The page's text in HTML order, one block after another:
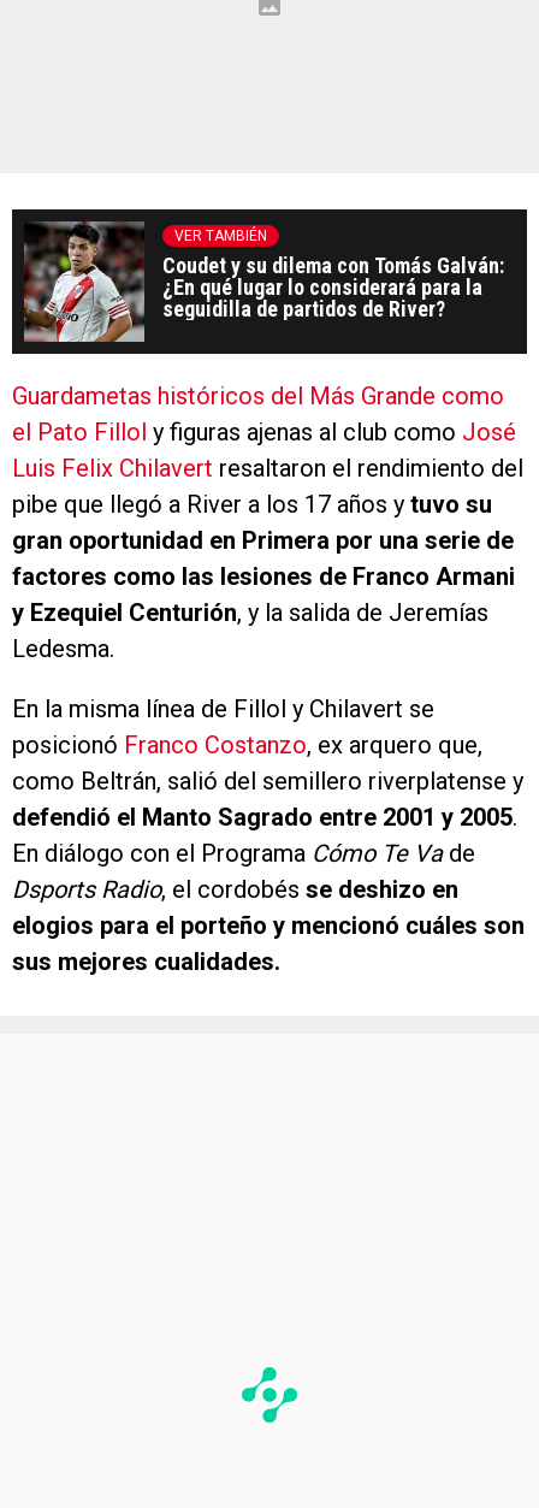
VER TAMBIÉN
Coudet y su dilema con Tomás Galván:
¿En qué lugar lo considerará para la
seguidilla de partidos de River?
Guardametas históricos del Más Grande como
el Pato Fillol y figuras ajenas al club como José
Luis Felix Chilavert resaltaron el rendimiento del
pibe que llegó a River a los 17 años y tuvo su
gran oportunidad en Primera por una serie de
factores como las lesiones de Franco Armani
y Ezequiel Centurión, y la salida de Jeremías
Ledesma.
En la misma línea de Fillol y Chilavert se
posicionó Franco Costanzo, ex arquero que,
como Beltrán, salió del semillero riverplatense y
defendió el Manto Sagrado entre 2001 y 2005.
En diálogo con el Programa Cómo Te Vade
Dsports Radio, el cordobés se deshizo en
elogios para el porteño y mencionó cuáles son
sus mejores cualidades.